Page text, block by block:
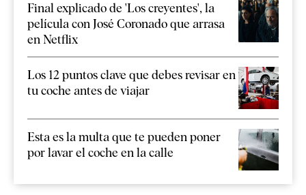
Final explicado de 'Los creyentes', la
película con José Coronado que arrasa
en Netflix
Los 12 puntos clave que debes revisar en
tu coche antes de viajar
Esta es la multa que te pueden poner
por lavar el coche en la calle